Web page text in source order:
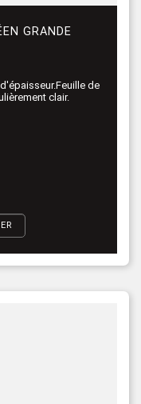
GRANDE
de
clair.